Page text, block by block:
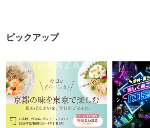
ピックアップ